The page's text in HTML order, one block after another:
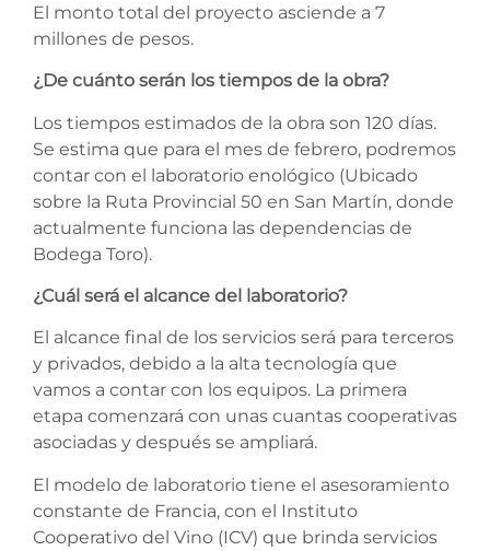
El monto total del proyecto asciende a 7
millones de pesos.
¿De cuánto serán los tiempos de la obra?
Los tiempos estimados de la obra son 120 días.
Se estima que para el mes de febrero, podremos
contar con el laboratorio enológico (Ubicado
sobre la Ruta Provincial 50 en San Martín, donde
actualmente funciona las dependencias de
Bodega Toro).
¿Cuál será el alcance del laboratorio?
El alcance final de los servicios será para terceros
y privados, debido a la alta tecnología que
vamos a contar con los equipos. La primera
etapa comenzará con unas cuantas cooperativas
asociadas y después se ampliará.
El modelo de laboratorio tiene el asesoramiento
constante de Francia, con el Instituto
Cooperativo del Vino (ICV) que brinda servicios